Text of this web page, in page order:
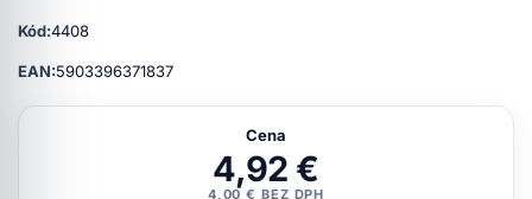
Kód:4408
EAN:5903396371837
Cena
4,92 €
4,00 € BEZ DPH